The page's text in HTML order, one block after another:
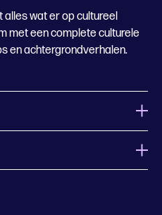
wat er op cultureel
met een complete culturele
en achtergrondverhalen.